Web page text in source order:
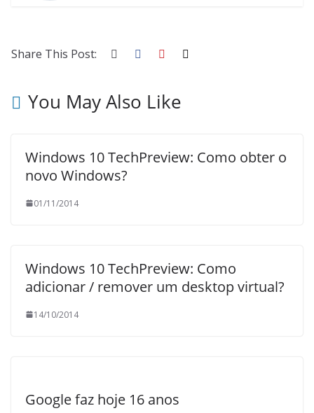
Share This Post:
You May Also Like
Windows 10 TechPreview: Como obter o
novo Windows?
01/11/2014
Windows 10 TechPreview: Como
adicionar / remover um desktop virtual?
14/10/2014
Google faz hoje 16 anos